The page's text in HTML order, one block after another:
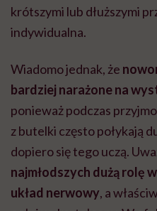
krótszymi lub dłuższymi
indywidualna.
Wiadomo jednak, że
bardziej narażone na
ponieważ podczas
z butelki często połykają
dopiero się tego uczą.
najmłodszych dużą rolę
układ nerwowy, a